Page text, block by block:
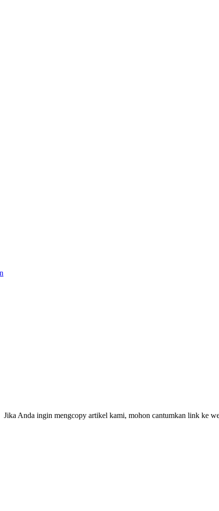
Jika Anda ingin mengcopy artikel kami, mohon cantumkan link ke